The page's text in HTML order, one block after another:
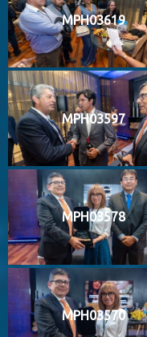
MPH03619
MPH03597
MPH03578
MPH03570